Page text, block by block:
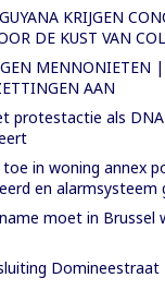
KRIJGEN
DE KUST VAN
MENNONIETEN
AAN
protestactie als
in woning annex
en alarmsysteem
moet in Brussel